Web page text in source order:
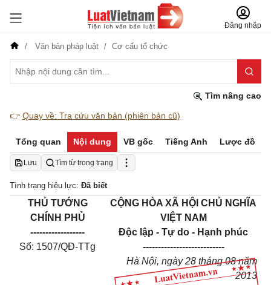
Đăng nhập
Văn bản pháp luật Cơ cấu tổ chức
Tìm nâng cao
👉 Quay về: Tra cứu văn bản (phiên bản cũ)
Tổng quan Nội dung VB gốc Tiếng Anh Lược đồ
Lưu Tìm từ trong trang
Tình trạng hiệu lực: Đã biết
THỦ TƯỚNG
CHÍNH PHỦ
------------------
Số: 1507/QĐ-TTg
CỘNG HÒA XÃ HỘI CHỦ NGHĨA
VIỆT NAM
Độc lập - Tự do - Hạnh phúc
---------------------------
Hà Nội, ngày 28 tháng 08 năm
2013